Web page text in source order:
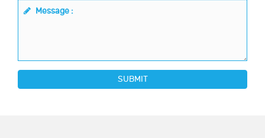
Message :
SUBMIT